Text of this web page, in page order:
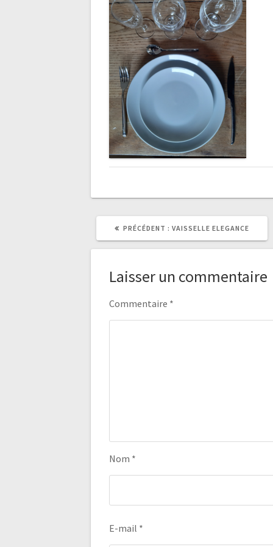
PRÉCÉDENT : ARTICLE
VAISSELLE ELEGANCE
Laisser un commentaire
Commentaire *
Nom *
E-mail *